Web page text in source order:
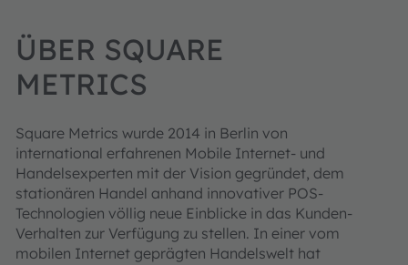
ÜBER SQUARE
METRICS
Square Metrics wurde 2014 in Berlin von
international erfahrenen Mobile Internet- und
Handelsexperten mit der Vision gegründet, dem
stationären Handel anhand innovativer POS-
Technologien völlig neue Einblicke in das Kunden-
Verhalten zur Verfügung zu stellen. In einer vom
mobilen Internet geprägten Handelswelt hat